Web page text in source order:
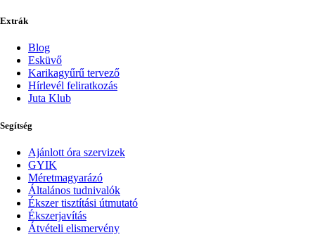
Extrák
Blog
Esküvő
Karikagyűrű tervező
Hírlevél feliratkozás
Juta Klub
Segítség
Ajánlott óra szervizek
GYIK
Méretmagyarázó
Általános tudnivalók
Ékszer tisztítási útmutató
Ékszerjavítás
Átvételi elismervény